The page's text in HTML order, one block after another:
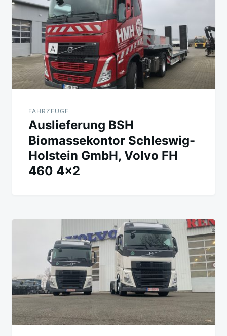
FAHRZEUGE
Auslieferung BSH
Biomassekontor Schleswig-
Holstein GmbH, Volvo FH
460 4×2